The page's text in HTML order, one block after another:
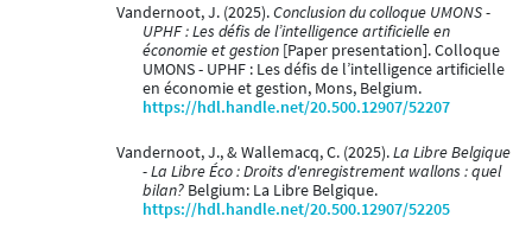
Vandernoot, J. (2025).Conclusion du colloque UMONS -
UPHF : Les défis de l’intelligence artificielle en
économie et gestion [Paper presentation]. Colloque
UMONS - UPHF : Les défis de l’intelligence artificielle
en économie et gestion, Mons, Belgium.
https://hdl.handle.net/20.500.12907/52207
Vandernoot, J., & Wallemacq, C. (2025).La Libre Belgique
- La Libre Éco : Droits d'enregistrement wallons : quel
bilan? Belgium: La Libre Belgique.
https://hdl.handle.net/20.500.12907/52205